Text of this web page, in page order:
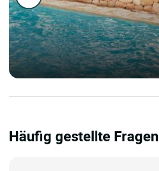
Häufig gestellte Fragen